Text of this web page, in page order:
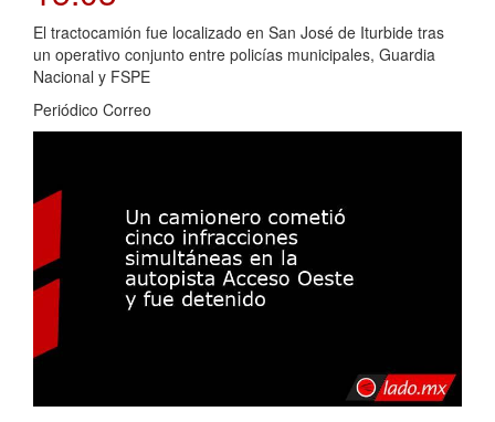
El tractocamión fue localizado en San José de Iturbide tras
un operativo conjunto entre policías municipales, Guardia
Nacional y FSPE
Periódico Correo